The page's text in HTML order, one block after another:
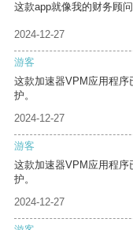
这款app就像我的财务顾
2024-12-27
游客
这款加速器VPM应用程
护。
2024-12-27
游客
这款加速器VPM应用程
护。
2024-12-27